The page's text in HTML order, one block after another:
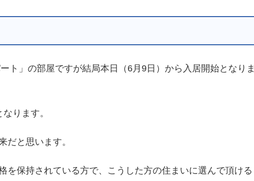
ト」の部屋ですが結局本日（6月9日）から入居開始となりま
ります。
だと思います。
を保持されている方で、こうした方の住まいに選んで頂ける